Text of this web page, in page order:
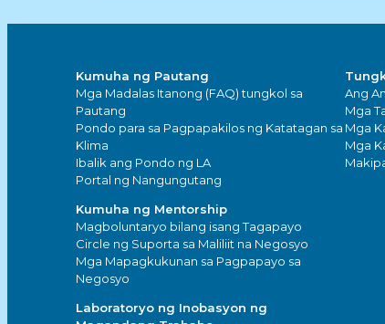
post
Kumuha ng Pautang
Mga Madalas Itanong (FAQ) tungkol sa
Pautang
Pondo para sa Pagpapakilos ng Katatagan sa
Klima
Ibalik ang Pondo ng LA
Portal ng Nangungutang
Kumuha ng Mentorship
Magboluntaryo bilang isang Tagapayo
Circle ng Suporta sa Maliliit na Negosyo
Mga Mapagkukunan sa Pagpapayo sa
Negosyo
Laboratoryo ng Inobasyon ng
Ang
Mga
Mga
Mga